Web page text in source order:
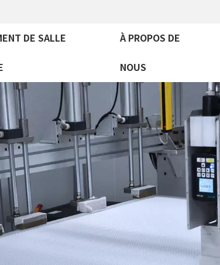
DE SALLE À PROPOS DE
NOUS